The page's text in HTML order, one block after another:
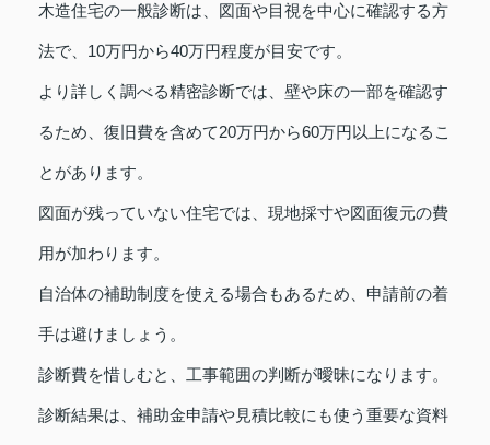
木造住宅の一般診断は、図面や目視を中心に確認する方
法で、10万円から40万円程度が目安です。
より詳しく調べる精密診断では、壁や床の一部を確認す
るため、復旧費を含めて20万円から60万円以上になるこ
とがあります。
図面が残っていない住宅では、現地採寸や図面復元の費
用が加わります。
自治体の補助制度を使える場合もあるため、申請前の着
手は避けましょう。
診断費を惜しむと、工事範囲の判断が曖昧になります。
診断結果は、補助金申請や見積比較にも使う重要な資料